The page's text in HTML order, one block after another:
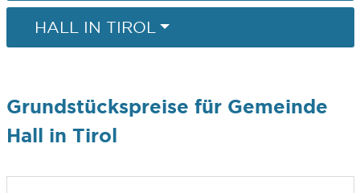
HALL IN TIROL
Grundstückspreise für Gemeinde
Hall in Tirol